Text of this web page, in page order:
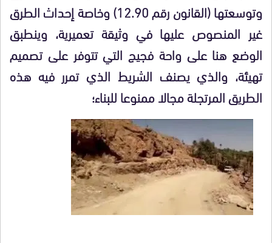
وتوسعتها (القانون رقم 12.90) وخاصة إحداث الطرق
غير المنصوص عليها في وثيقة تعميرية، وينطبق
الوضع هنا على واحة فجيج التي تتوفر على تصميم
تهيئة، والذي يصنف الشريط الذي تمرر فيه هذه
الطريق المرتجلة مجالا ممنوعا للبناء؛